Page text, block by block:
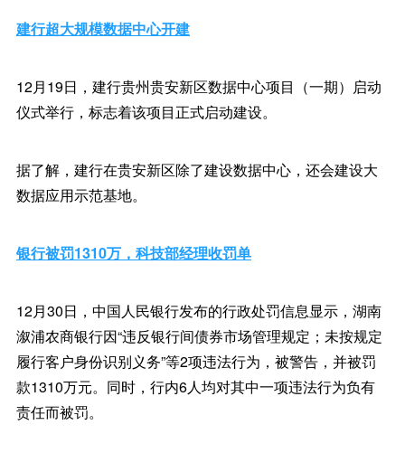
建行超大规模数据中心开建
12月19日，建行贵州贵安新区数据中心项目（一期）启动
仪式举行，标志着该项目正式启动建设。
据了解，建行在贵安新区除了建设数据中心，还会建设大
数据应用示范基地。
银行被罚1310万，科技部经理收罚单
12月30日，中国人民银行发布的行政处罚信息显示，湖南
溆浦农商银行因“违反银行间债券市场管理规定；未按规定
履行客户身份识别义务”等2项违法行为，被警告，并被罚
款1310万元。同时，行内6人均对其中一项违法行为负有
责任而被罚。